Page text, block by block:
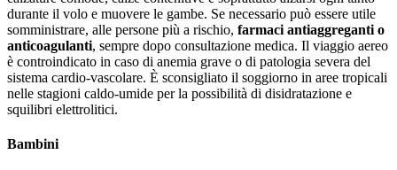
durante il volo e muovere le gambe. Se necessario può essere utile
somministrare, alle persone più a rischio, farmaci antiaggreganti o
anticoagulanti, sempre dopo consultazione medica. Il viaggio aereo
è controindicato in caso di anemia grave o di patologia severa del
sistema cardio-vascolare. È sconsigliato il soggiorno in aree tropicali
nelle stagioni caldo-umide per la possibilità di disidratazione e
squilibri elettrolitici.
Bambini